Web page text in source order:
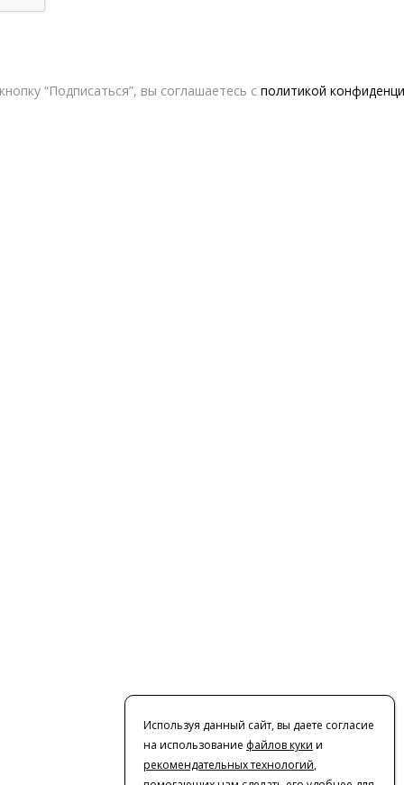
Используя данный сайт, вы даете согласие
на использование файлов куки и
рекомендательных технологий,
“Подписаться”, вы соглашаетесь с политикой